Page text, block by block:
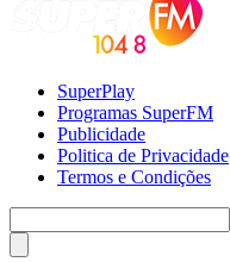
SuperPlay
Programas SuperFM
Publicidade
Politica de Privacidade
Termos e Condições